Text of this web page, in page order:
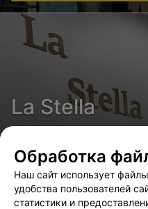
La Stella
Салон красоты
Обработка
Наш сайт использует
удобства пользователей
статистики и